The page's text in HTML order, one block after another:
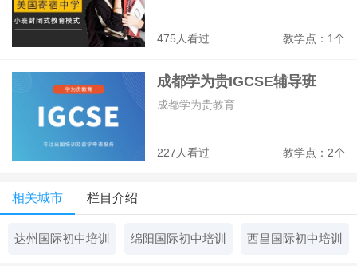
475人看过 教学点：1个
成都学为贵IGCSE辅导班
227人看过 教学点：2个
成都学为贵教育
相关城市 栏目介绍
达州国际初中培训 绵阳国际初中培训 西昌国际初中培训